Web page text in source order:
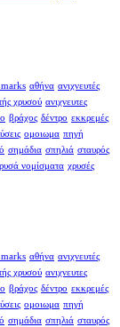
αθήνα ανιχνευτές
χρυσού ανιχνευτες
βράχος δέντρο εκκρεμές
ομοιωμα πηγή
σημάδια σπηλιά σταυρός
νομίσματα χρυσές
αθήνα ανιχνευτές
χρυσού ανιχνευτες
βράχος δέντρο εκκρεμές
ομοιωμα πηγή
σημάδια σπηλιά σταυρός